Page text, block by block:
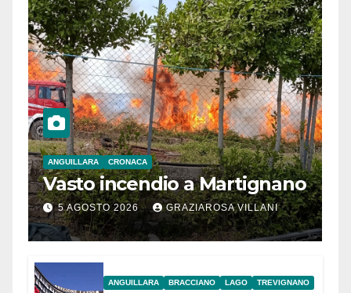
ANGUILLARA CRONACA
Vasto incendio a Martignano
5 AGOSTO 2026 GRAZIAROSA VILLANI
ANGUILLARA BRACCIANO LAGO TREVIGNANO